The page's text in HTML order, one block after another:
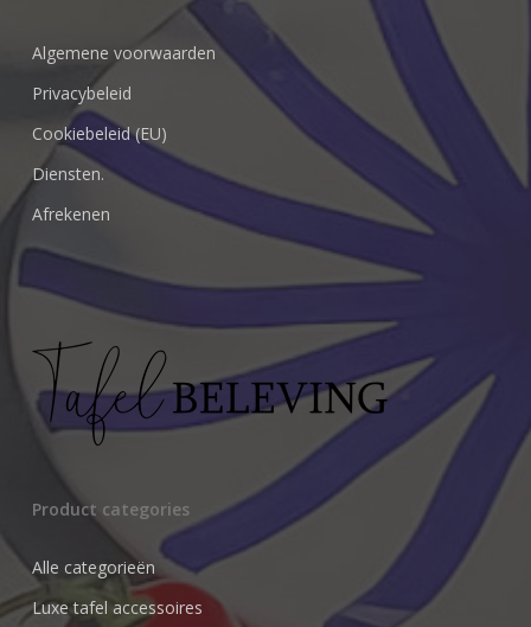
Geen producten in de winkelwagen.
Go To Shop
Algemene voorwaarden
Privacybeleid
Cookiebeleid (EU)
Diensten.
Afrekenen
Product categories
Alle categorieën
Luxe tafel accessoires